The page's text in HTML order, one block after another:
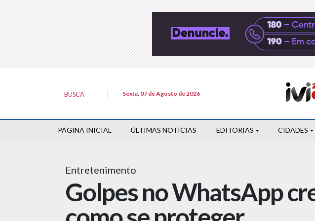
BUSCA Sexta, 07 de Agosto de 2026
PÁGINA INICIAL ÚLTIMAS NOTÍCIAS EDITORIAS CIDADES
Entretenimento
Golpes no WhatsApp